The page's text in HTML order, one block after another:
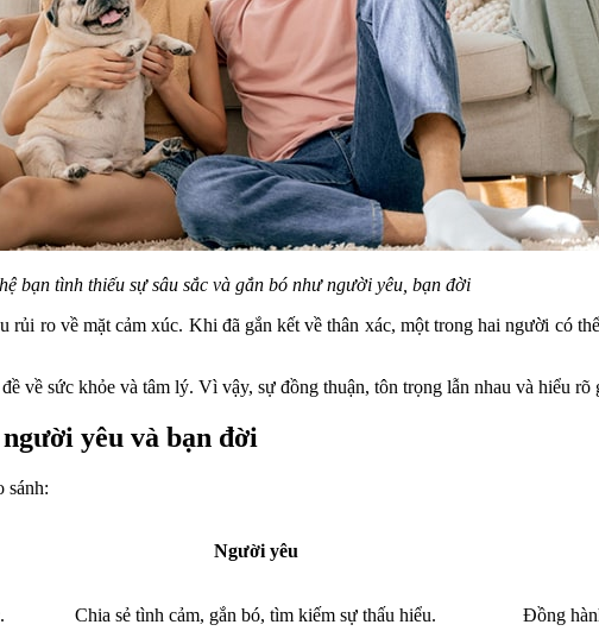
bạn tình thiếu sự sâu sắc và gắn bó như người yêu, bạn đời
ro về mặt cảm xúc. Khi đã gắn kết về thân xác, một trong hai người có
về sức khỏe và tâm lý. Vì vậy, sự đồng thuận, tôn trọng lẫn nhau và hiểu
yêu và bạn đời
sánh:
Người yêu
Chia sẻ tình cảm, gắn bó, tìm kiếm sự thấu hiểu. Đồng